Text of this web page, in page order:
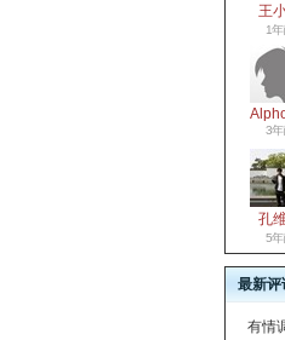
王
1年
3年
孔
5年
最新评
有情